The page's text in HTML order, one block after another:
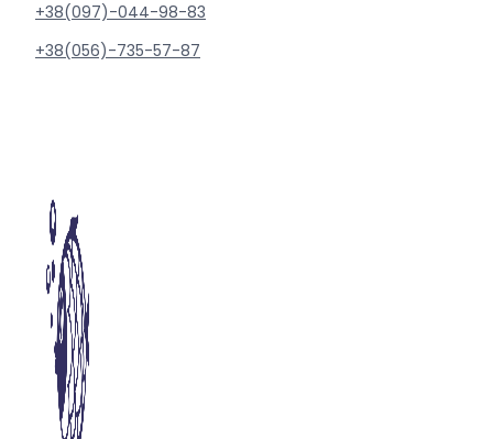
+38(097)-044-98-83
+38(056)-735-57-87